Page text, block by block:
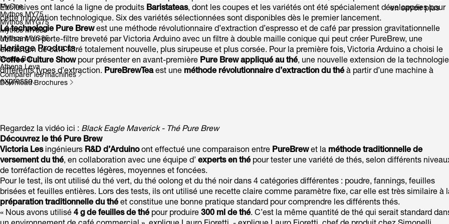
MyOne
Mythos MY75
Mythos MYG75
Mythos MY85
Mythos MYG85
Heritage Products
Venus Bar
Athena Leva
Comparer les machines
Download Brochures
en savoir plus
Exclusives ont lancé la ligne de produits Baristateas, dont les coupes et les variétés ont été spécialement développées pour
cette innovation technologique. Six des variétés sélectionnées sont disponibles dès le premier lancement.
La technologie Pure Brewest une méthode révolutionnaire d’extraction d’espresso et de café par pression gravitationnelle
utilisant un porte-filtre breveté par Victoria Arduino avec un filtre à double maille conique qui peut créer PureBrew, une
extraction de café filtré totalement nouvelle, plus sirupeuse et plus corsée. Pour la première fois, Victoria Arduino a choisi le
Coffee Culture Show pour présenter en avant-première Pure Brew appliqué au thé, une nouvelle extension de la
différents types d’extraction. PureBrewTeaest une méthode révolutionnaire d’extraction du théà partir d’une machine à
expresso.
Regardez la vidéo ici : Black Eagle Maverick - Thé Pure Brew
Découvrez le thé Pure Brew
Victoria Lesingénieurs R&D d’Arduinoont effectué une comparaison entre PureBrewet la méthode traditionnelle de
versement du thé, en collaboration avec une équipe d’ experts en thépour tester une variété de thés, selon différents
de torréfaction de recettes légères, moyennes et foncées.
Pour le test, ils ont utilisé du thé vert, du thé oolong et du thé noir dans 4 catégories différentes : poudre, fannings, feuilles
brisées et feuilles entières. Lors des tests, ils ont utilisé une recette claire comme paramètre fixe, car elle est très similaire à
préparation traditionnelle du théet constitue une bonne pratique standard pour comprendre les différents thés.
« Nous avons utilisé 4 g de feuilles de thépour produire 300 ml de thé. C’est la même quantité de thé qui serait standard